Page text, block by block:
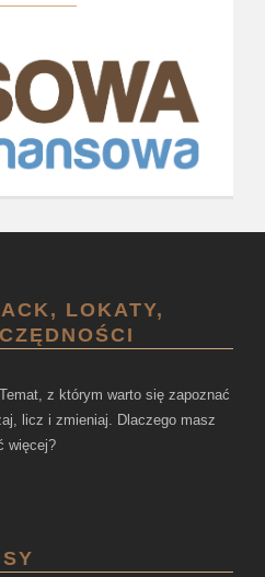
LOKATY,
z którym warto się zapoznać
licz i zmieniaj. Dlaczego masz
więcej?